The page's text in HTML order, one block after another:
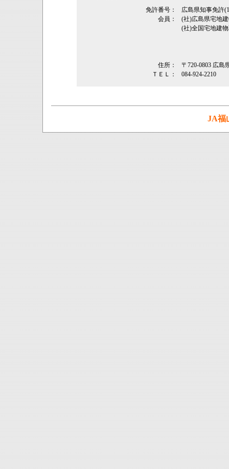
免許番号：
広島県知事免許
会員：
(社)広島県宅地
(社)全国宅地建
住所：
〒720-0803 広島
ＴＥＬ：
084-924-2210
JA福